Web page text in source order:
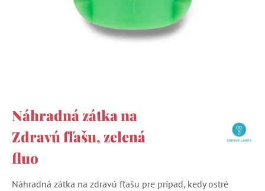
Náhradná zátka na
Zdravú fľašu, zelená
fluo
Náhradná zátka na zdravú fľašu pre prípad, kedy ostré